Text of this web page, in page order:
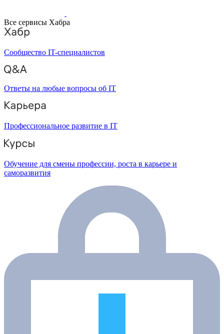
Все сервисы Хабра
Сообщество IT-специалистов
Ответы на любые вопросы об IT
Профессиональное развитие в IT
Обучение для смены профессии, роста в карьере и
саморазвития